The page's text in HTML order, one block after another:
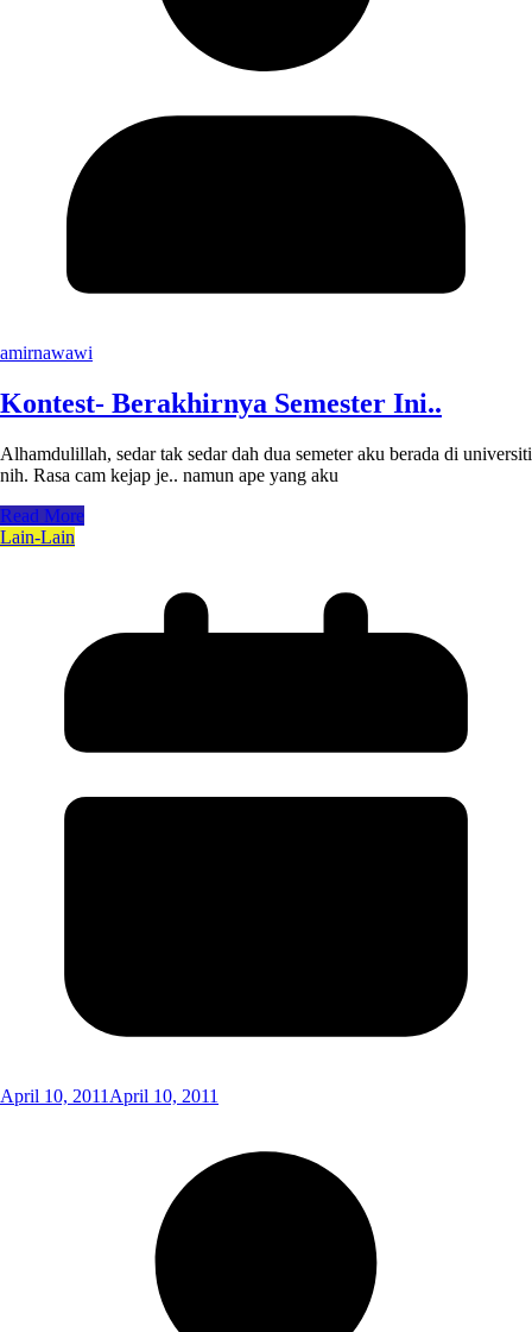
amirnawawi
Kontest- Berakhirnya Semester Ini..
Alhamdulillah, sedar tak sedar dah dua semeter aku berada di universiti
nih. Rasa cam kejap je.. namun ape yang aku
Read More
Lain-Lain
April 10, 2011 April 10, 2011